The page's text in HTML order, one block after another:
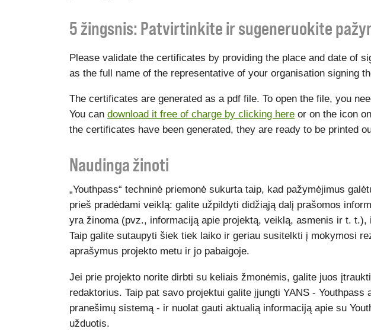
5 žingsnis: Patvirtinkite ir sugeneruokite
Please validate the certificates by providing the place and date of
as the full name of the representative of your organisation signing
The certificates are generated as a pdf file. To open the file, you
You can download it free of charge by clicking here or on the icon
the certificates have been generated, they are ready to be printed
Naudinga žinoti
„Youthpass“ techninė priemonė sukurta taip, kad pažymėjimus
prieš pradėdami veiklą: galite užpildyti didžiąją dalį prašomos
yra žinoma (pvz., informaciją apie projektą, veiklą, asmenis ir t. t.),
Taip galite sutaupyti šiek tiek laiko ir geriau susitelkti į mokymosi
aprašymus projekto metu ir jo pabaigoje.
Jei prie projekto norite dirbti su keliais žmonėmis, galite juos
redaktorius. Taip pat savo projektui galite įjungti YANS - Youthpass
pranešimų sistemą - ir nuolat gauti aktualią informaciją apie su
užduotis.